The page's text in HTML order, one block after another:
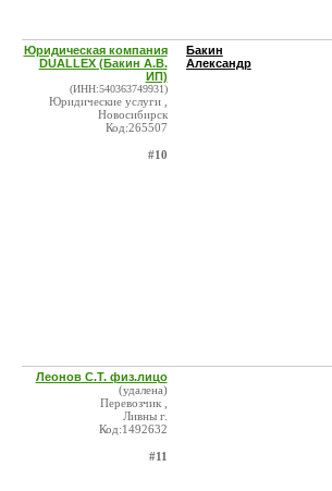
Юридическая компания
DUALLEX (Бакин А.В.
ИП)
(ИНН:540363749931)
Юридические услуги ,
Новосибирск
Код:265507
#10
Бакин
Александр
Леонов С.Т. физ.лицо
(удалена)
Перевозчик ,
Ливны г.
Код:1492632
#11